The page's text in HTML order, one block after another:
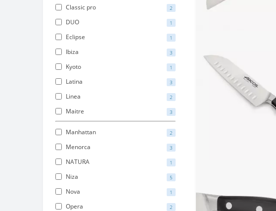
Classic pro 2
DUO 1
Eclipse 1
Ibiza 3
Kyoto 1
Latina 3
Linea 2
Maitre 3
Manhattan 2
Menorca 3
NATURA 1
Niza 5
Nova 1
Opera 2